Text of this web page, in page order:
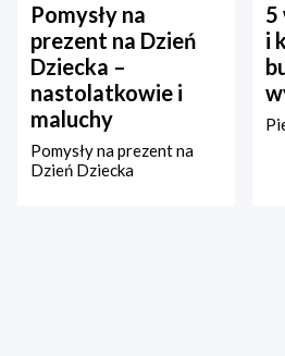
Pomysły na
prezent na Dzień
Dziecka –
nastolatkowie i
maluchy
Pomysły na prezent na
Dzień Dziecka
5
i